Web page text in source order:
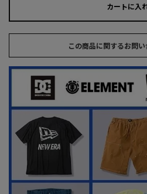
カートに入
この商品に関するお問